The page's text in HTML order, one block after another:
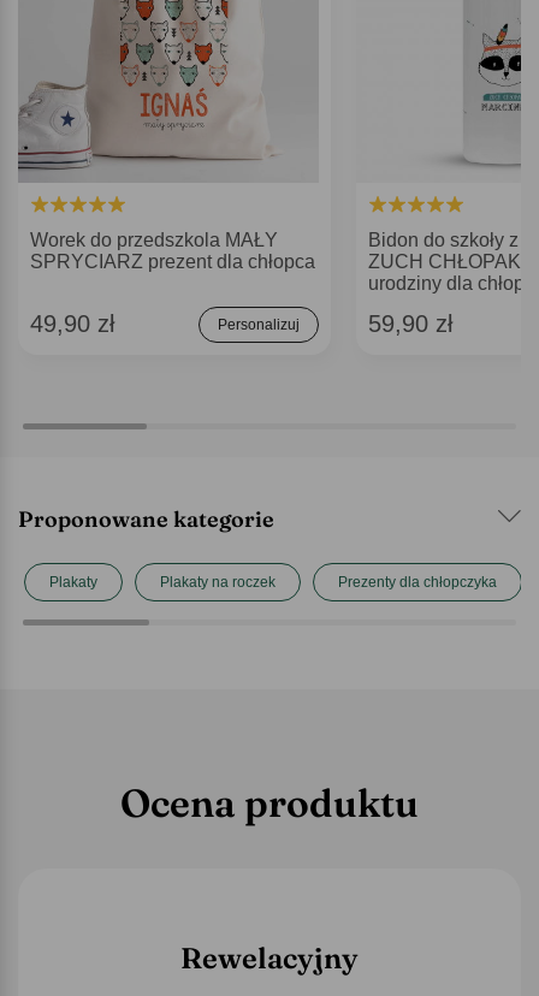
Worek do przedszkola MAŁY
SPRYCIARZ prezent dla chłopca
49,90 zł Personalizuj
Bidon do szkoły z
ZUCH CHŁOPAK
urodziny dla
59,90 zł
Proponowane kategorie
Plakaty Plakaty na roczek Prezenty dla chłopczyka
Ocena produktu
Rewelacyjny